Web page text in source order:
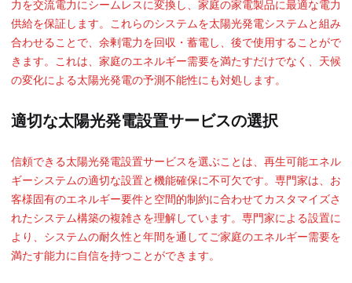
力を交流電力にシームレスに変換し、家庭の家電製品に最適な電力
供給を保証します。これらのシステムを太陽光発電システムと組み
合わせることで、余剰電力を回収・蓄電し、後で使用することがで
きます。これは、家庭のエネルギー需要を満たすだけでなく、天候
の変化による太陽光発電の予測不能性にも対処します。
適切な太陽光発電設置サービスの選択
信頼できる太陽光発電設置サービスを選ぶことは、再生可能エネル
ギーシステムの適切な設置と機能確保に不可欠です。専門家は、お
客様固有のエネルギー要件と空間的制約に合わせてカスタマイズさ
れたシステム構築の複雑さを理解しています。専門家による設置に
より、システムの耐久性と年間を通してご家庭のエネルギー需要を
満たす能力に自信を持つことができます。